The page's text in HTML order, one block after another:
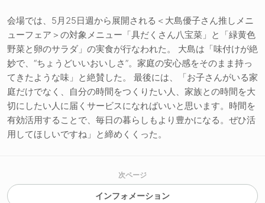
会場では、5月25日週から展開される＜大島優子さん推しメニ
ューフェア＞の対象メニュー「具だくさん八宝菜」と「緑黄色
野菜と卵のサラダ」の実食が行なわれた。 大島は「味付けが絶
妙で、“ちょうどいいおいしさ”。家庭の安心感をそのまま持っ
てきたような味」と絶賛した。 最後には、「お子さんがいる家
庭だけでなく、自分の時間をつくりたい人、家族との時間を大
切にしたい人に届くサービスになればいいと思います。時間を
有効活用することで、毎日の暮らしもより豊かになる。ぜひ活
用してほしいですね」と締めくくった。
次ページ
インフォメーション